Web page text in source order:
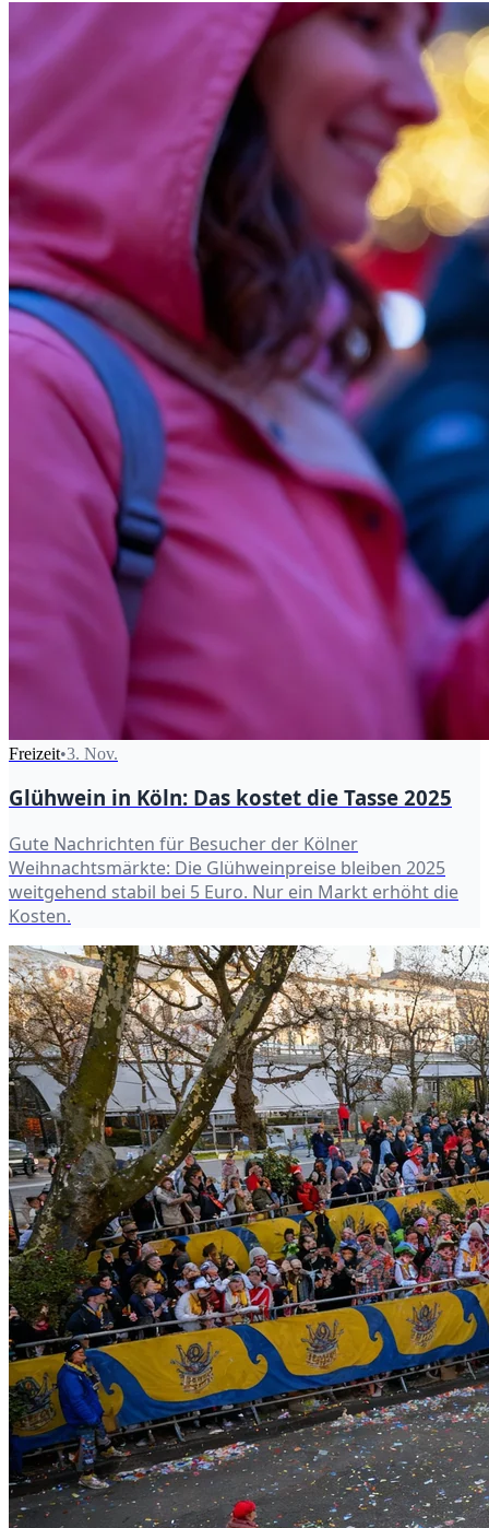
Freizeit•3. Nov.
Glühwein in Köln: Das kostet die Tasse 2025
Gute Nachrichten für Besucher der Kölner
Weihnachtsmärkte: Die Glühweinpreise bleiben 2025
weitgehend stabil bei 5 Euro. Nur ein Markt erhöht die
Kosten.